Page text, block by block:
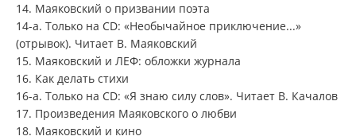
14. Маяковский о призвании поэта
14-а. Только на CD: «Необычайное приключение...»
(отрывок). Читает В. Маяковский
15. Маяковский и ЛЕФ: обложки журнала
16. Как делать стихи
16-а. Только на CD: «Я знаю силу слов». Читает В. Качалов
17. Произведения Маяковского о любви
18. Маяковский и кино